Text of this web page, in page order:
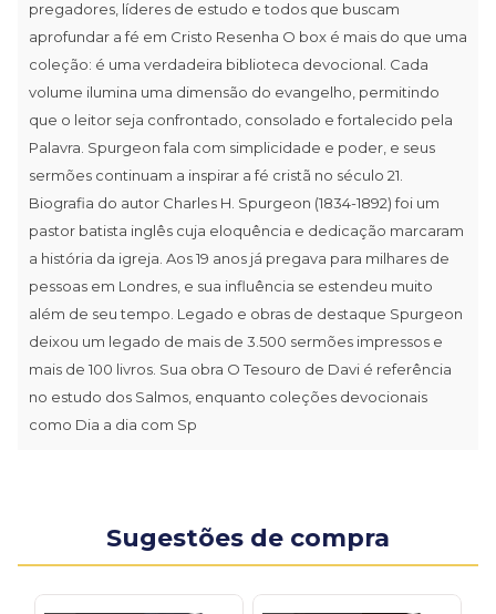
pregadores, líderes de estudo e todos que buscam
aprofundar a fé em Cristo Resenha O box é mais do que uma
coleção: é uma verdadeira biblioteca devocional. Cada
volume ilumina uma dimensão do evangelho, permitindo
que o leitor seja confrontado, consolado e fortalecido pela
Palavra. Spurgeon fala com simplicidade e poder, e seus
sermões continuam a inspirar a fé cristã no século 21.
Biografia do autor Charles H. Spurgeon (1834-1892) foi um
pastor batista inglês cuja eloquência e dedicação marcaram
a história da igreja. Aos 19 anos já pregava para milhares de
pessoas em Londres, e sua influência se estendeu muito
além de seu tempo. Legado e obras de destaque Spurgeon
deixou um legado de mais de 3.500 sermões impressos e
mais de 100 livros. Sua obra O Tesouro de Davi é referência
no estudo dos Salmos, enquanto coleções devocionais
como Dia a dia com Sp
Sugestões de compra